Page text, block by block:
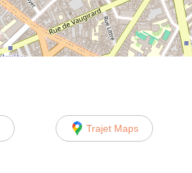
Trajet Maps